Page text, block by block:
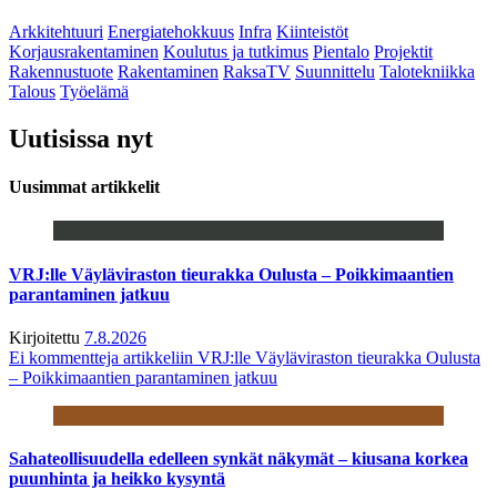
Arkkitehtuuri Energiatehokkuus Infra Kiinteistöt
Korjausrakentaminen Koulutus ja tutkimus Pientalo Projektit
Rakennustuote Rakentaminen RaksaTV Suunnittelu Talotekniikka
Talous Työelämä
Uutisissa nyt
Uusimmat artikkelit
VRJ:lle Väyläviraston tieurakka Oulusta – Poikkimaantien
parantaminen jatkuu
Kirjoitettu 7.8.2026
Ei kommentteja artikkeliin VRJ:lle Väyläviraston tieurakka Oulusta
– Poikkimaantien parantaminen jatkuu
Sahateollisuudella edelleen synkät näkymät – kiusana korkea
puunhinta ja heikko kysyntä